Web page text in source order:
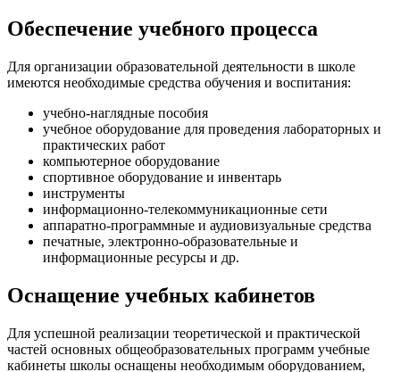
Обеспечение учебного процесса
Для организации образовательной деятельности в школе
имеются необходимые средства обучения и воспитания:
учебно-наглядные пособия
учебное оборудование для проведения лабораторных и
практических работ
компьютерное оборудование
спортивное оборудование и инвентарь
инструменты
информационно-телекоммуникационные сети
аппаратно-программные и аудиовизуальные средства
печатные, электронно-образовательные и
информационные ресурсы и др.
Оснащение учебных кабинетов
Для успешной реализации теоретической и практической
частей основных общеобразовательных программ учебные
кабинеты школы оснащены необходимым оборудованием,